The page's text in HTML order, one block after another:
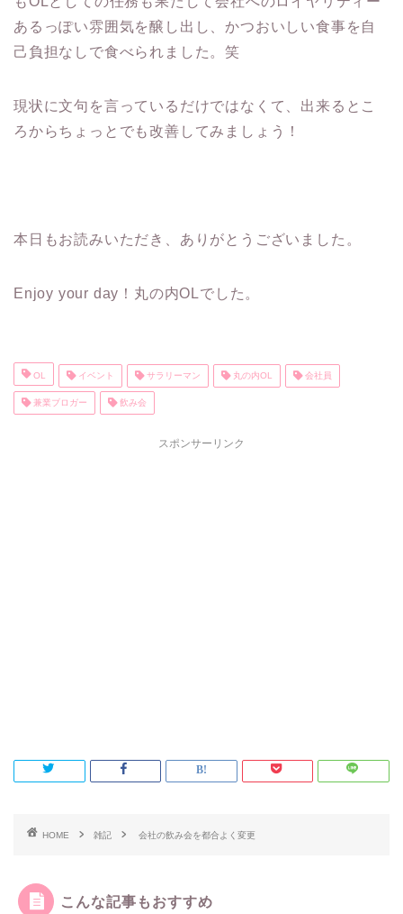
あるっぽい雰囲気を醸し出し、かつおいしい食事を自
己負担なしで食べられました。笑
現状に文句を言っているだけではなくて、出来るとこ
ろからちょっとでも改善してみましょう！
本日もお読みいただき、ありがとうございました。
Enjoy your day！丸の内OLでした。
OL イベント サラリーマン 丸の内OL 会社員
兼業ブロガー 飲み会
スポンサーリンク
HOME 雑記 会社の飲み会を都合よく変更
こんな記事もおすすめ